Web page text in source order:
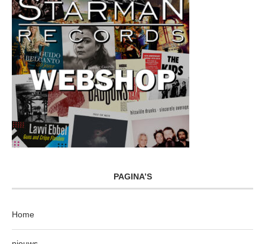
PAGINA’S
Home